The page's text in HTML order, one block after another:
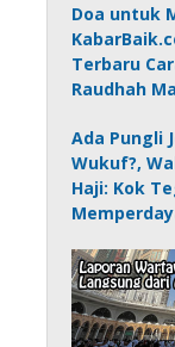
Doa untuk
Terbaru
Raudhah
Ada Pungli
Wukuf?,
Haji: Kok